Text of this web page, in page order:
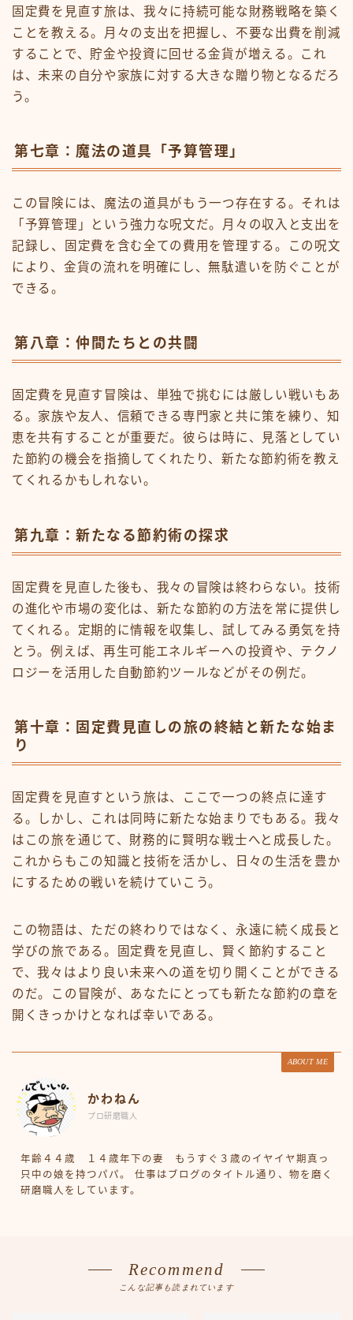
固定費を見直す旅は、我々に持続可能な財務戦略を築く
ことを教える。月々の支出を把握し、不要な出費を削減
することで、貯金や投資に回せる金貨が増える。これ
は、未来の自分や家族に対する大きな贈り物となるだろ
う。
第七章：魔法の道具「予算管理」
この冒険には、魔法の道具がもう一つ存在する。それは
「予算管理」という強力な呪文だ。月々の収入と支出を
記録し、固定費を含む全ての費用を管理する。この呪文
により、金貨の流れを明確にし、無駄遣いを防ぐことが
できる。
第八章：仲間たちとの共闘
固定費を見直す冒険は、単独で挑むには厳しい戦いもあ
る。家族や友人、信頼できる専門家と共に策を練り、知
恵を共有することが重要だ。彼らは時に、見落としてい
た節約の機会を指摘してくれたり、新たな節約術を教え
てくれるかもしれない。
第九章：新たなる節約術の探求
固定費を見直した後も、我々の冒険は終わらない。技術
の進化や市場の変化は、新たな節約の方法を常に提供し
てくれる。定期的に情報を収集し、試してみる勇気を持
とう。例えば、再生可能エネルギーへの投資や、テクノ
ロジーを活用した自動節約ツールなどがその例だ。
第十章：固定費見直しの旅の終結と新たな始ま
り
固定費を見直すという旅は、ここで一つの終点に達す
る。しかし、これは同時に新たな始まりでもある。我々
はこの旅を通じて、財務的に賢明な戦士へと成長した。
これからもこの知識と技術を活かし、日々の生活を豊か
にするための戦いを続けていこう。
この物語は、ただの終わりではなく、永遠に続く成長と
学びの旅である。固定費を見直し、賢く節約すること
で、我々はより良い未来への道を切り開くことができる
のだ。この冒険が、あなたにとっても新たな節約の章を
開くきっかけとなれば幸いである。
ABOUT ME
かわねん
プロ研磨職人
年齢４４歳 １４歳年下の妻 もうすぐ３歳のイヤイヤ期真っ
只中の娘を持つパパ。 仕事はブログのタイトル通り、物を磨く
研磨職人をしています。
Recommend
こんな記事も読まれています